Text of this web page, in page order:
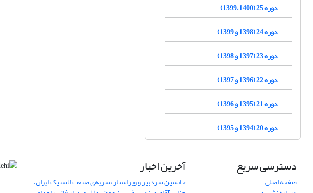
دوره 25 (1399،1400)
دوره 24 (1398 و 1399)
دوره 23 (1397 و 1398)
دوره 22 (1396 و 1397)
دوره 21 (1395 و 1396)
دوره 20 (1394 و 1395)
دسترسی سریع
صفحه اصلی
آخرین اخبار
جانشین سردبیر و ویراستار نشریه‌ی صنعت لاستیک ایران،